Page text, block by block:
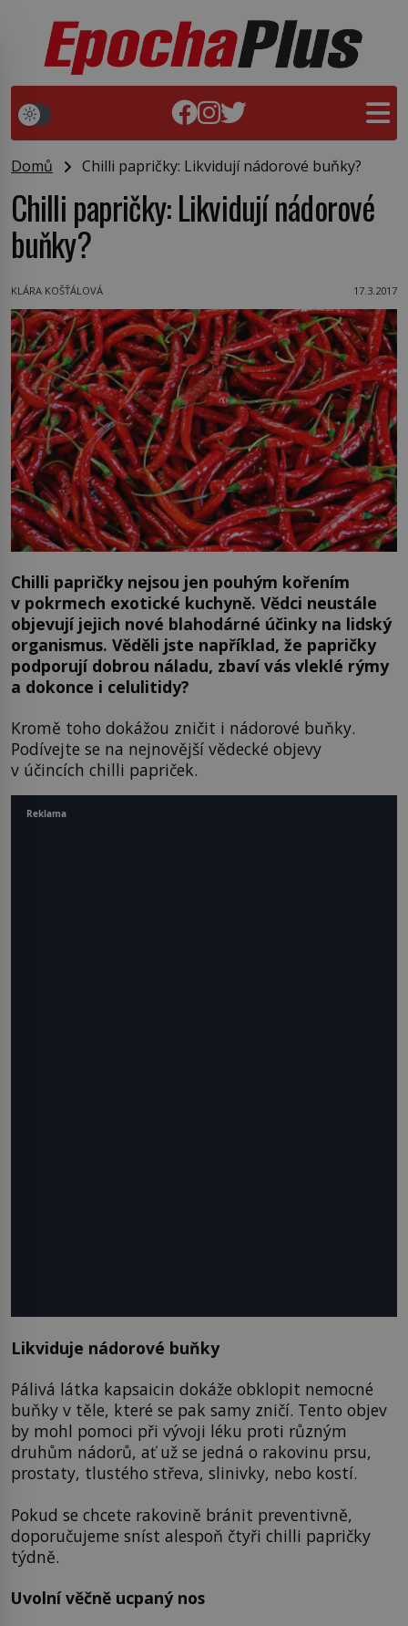
Domů Chilli papričky: Likvidují nádorové buňky?
Chilli papričky: Likvidují nádorové
buňky?
KLÁRA KOŠŤÁLOVÁ 17.3.2017
Chilli papričky nejsou jen pouhým kořením
v pokrmech exotické kuchyně. Vědci neustále
objevují jejich nové blahodárné účinky na lidský
organismus. Věděli jste například, že papričky
podporují dobrou náladu, zbaví vás vleklé rýmy
a dokonce i celulitidy?
Kromě toho dokážou zničit i nádorové buňky.
Podívejte se na nejnovější vědecké objevy
v účincích chilli papriček.
Likviduje nádorové buňky
Pálivá látka kapsaicin dokáže obklopit nemocné
buňky v těle, které se pak samy zničí. Tento objev
by mohl pomoci při vývoji léku proti různým
druhům nádorů, ať už se jedná o rakovinu prsu,
prostaty, tlustého střeva, slinivky, nebo kostí.
Pokud se chcete rakovině bránit preventivně,
doporučujeme sníst alespoň čtyři chilli papričky
týdně.
Uvolní věčně ucpaný nos
Reklama